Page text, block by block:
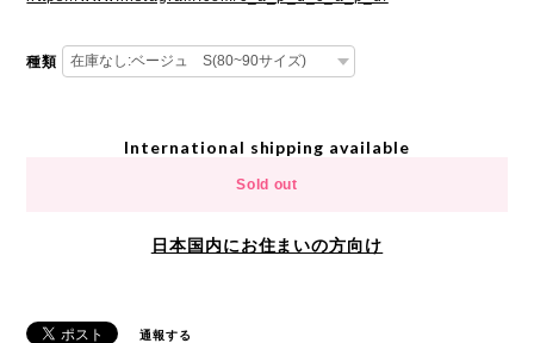
種類
International shipping available
Sold out
日本国内にお住まいの方向け
通報する